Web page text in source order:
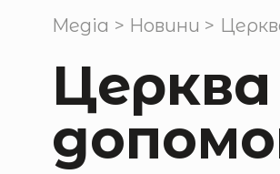
Медіа > Новини >